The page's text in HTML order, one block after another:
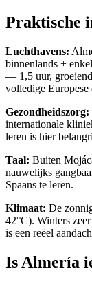
Praktische
Luchthavens:
binnenlands +
— 1,5 uur,
volledige Europese
Gezondheidszorg:
internationale
leren is hier
Taal: Buiten
nauwelijks
Spaans te leren.
Klimaat: De
42°C). Winters
is een reëel
Is Almería